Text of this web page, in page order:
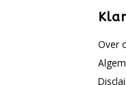
Over